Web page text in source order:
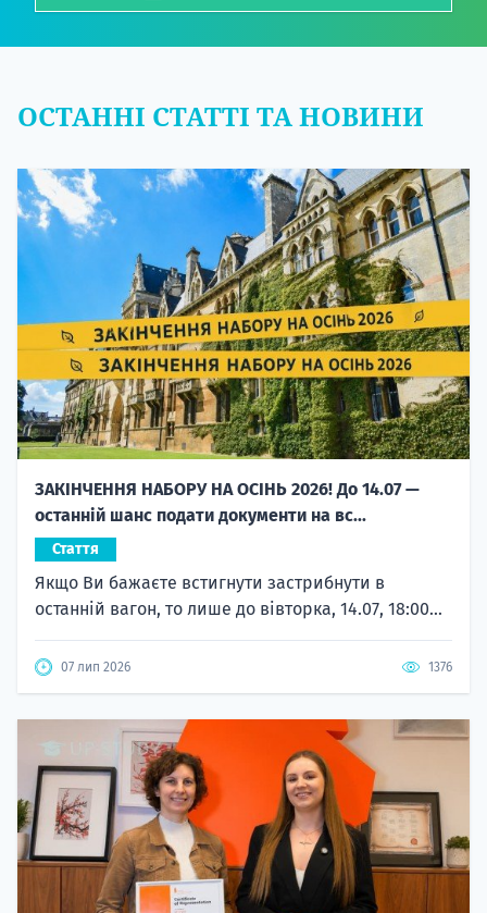
ОСТАННІ СТАТТІ ТА НОВИНИ
ЗАКІНЧЕННЯ НАБОРУ НА ОСІНЬ 2026! До 14.07 —
останній шанс подати документи на вс...
Стаття
Якщо Ви бажаєте встигнути застрибнути в
останній вагон, то лише до вівторка, 14.07, 18:00...
07 лип 2026 1376